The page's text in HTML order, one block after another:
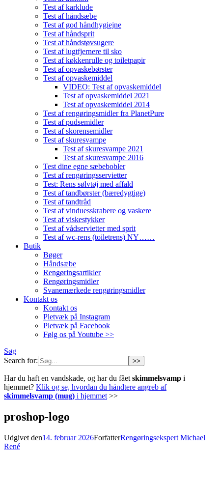
Test af karklude
Test af håndsæbe
Test af god håndhygiejne
Test af håndsprit
Test af håndstøvsugere
Test af lugtfjernere til sko
Test af køkkenrulle og toiletpapir
Test af opvaskebørster
Test af opvaskemiddel
VIDEO: Test af opvaskemiddel
Test af opvaskemiddel 2021
Test af opvaskemiddel 2014
Test af rengøringsmidler fra PlanetPure
Test af pudsemidler
Test af skorensemidler
Test af skuresvampe
Test af skuresvampe 2021
Test af skuresvampe 2016
Test dine egne sæbebobler
Test af rengøringsservietter
Test: Rens sølvtøj med affald
Test af tandbørster (bæredygtige)
Test af tandtråd
Test af vinduesskrabere og vaskere
Test af viskestykker
Test af vådservietter med sprit
Test af wc-rens (toiletrens) NY……
Butik
Bøger
Håndsæbe
Rengøringsartikler
Rengøringsmidler
Svanemærkede rengøringsmidler
Kontakt os
Kontakt os
Pletvæk på Instagram
Pletvæk på Facebook
Følg os på Youtube >>
Søg
Search for:
Har du haft en vandskade, og har du fået skimmelsvamp i
hjemmet? Klik og se, hvordan du håndtere angreb af
skimmelsvamp (mug) i hjemmet >>
proshop-logo
Udgivet den14. februar 2026ForfatterRengøringsekspert Michael
René